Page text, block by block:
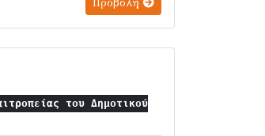
του Δημοτικού